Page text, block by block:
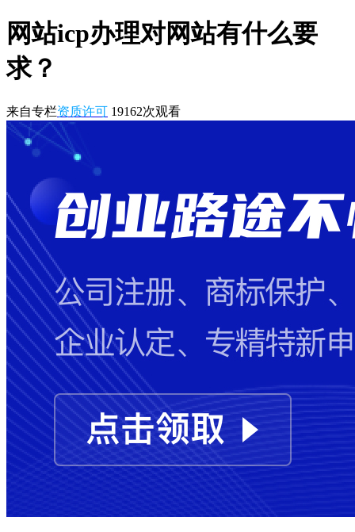
网站icp办理对网站有什么要
求？
来自专栏资质许可 19162次观看